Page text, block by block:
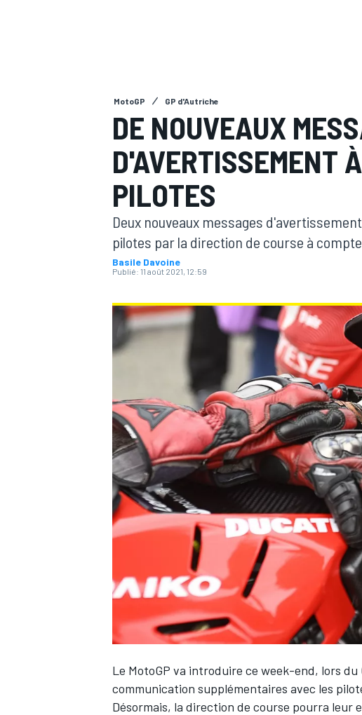
MOTOGP
WRC
MotoGP GP d'Autriche
DE NOUVEAUX
D'AVERTISSEMENT
PILOTES
Deux nouveaux messages
pilotes par la direction de course à
Basile Davoine
Publié: 11 août 2021, 12:59
Le MotoGP va introduire ce week-end, lors
communication supplémentaires avec les
Désormais, la direction de course pourra leur